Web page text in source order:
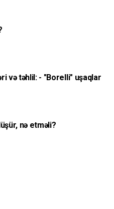
və təhlil: - "Borelli" uşaqlar
nə etməli?